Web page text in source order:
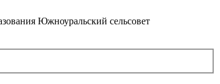
Южноуральский сельсовет